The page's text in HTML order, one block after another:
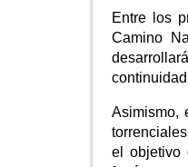
Entre los
Camino
Asimismo,
el objetivo